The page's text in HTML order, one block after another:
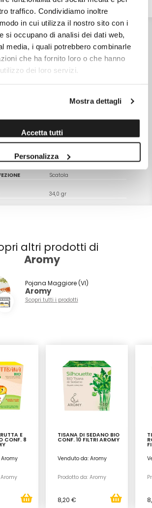
traffico. Condividiamo inoltre
in cui utilizza il nostro sito con i
si occupano di analisi dei dati web,
media, i quali potrebbero combinarle
che ha fornito loro o che hanno
dei loro servizi.
Mostra dettagli
Accetta tutti
Personalizza
VALORI NUTRIZIONALI ALLERGENI
bergamotto bio, limone bio.
un luogo fresco e asciutto
- Senza zucchero aggiunto - Senza
a caldo: immergere un filtro in una tazza
aggiungere un filtro e lasciare in
30 minuti.
14585
Scatola
34,0 gr
altri prodotti di
Aromy
Pojana Maggiore (VI)
Aromy
Scopri tutti i prodotti
E
CONF. 8
TISANA DI SEDANO BIO
CONF. 10 FILTRI AROMY
Venduto da: Aromy
Prodotto da: Aromy
8,20 €